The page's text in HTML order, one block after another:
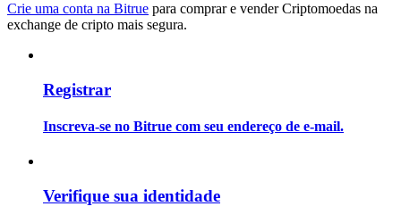
Guia
Crie uma conta na Bitrue para comprar e vender Criptomoedas na
exchange de cripto mais segura.
Registrar
Inscreva-se no Bitrue com seu endereço de e-mail.
Verifique sua identidade